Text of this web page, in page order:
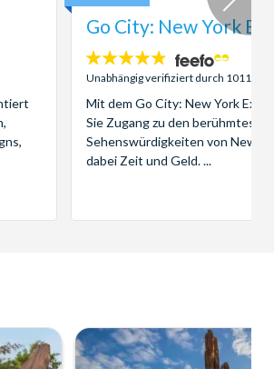
Go City: New York
4.7
Sterne:
Unabhängig verifiziert durch 1011
Mit dem Go City: New York
Sie Zugang zu den berühmtesten
Sehenswürdigkeiten von New
dabei Zeit und Geld. ...